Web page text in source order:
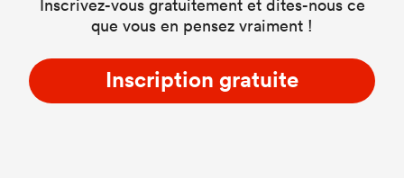
Inscrivez-vous gratuitement et dites-nous ce
que vous en pensez vraiment !
Inscription gratuite